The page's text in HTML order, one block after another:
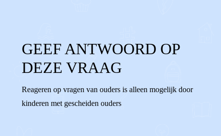
GEEF ANTWOORD OP
DEZE VRAAG
Reageren op vragen van ouders is alleen mogelijk door
kinderen met gescheiden ouders